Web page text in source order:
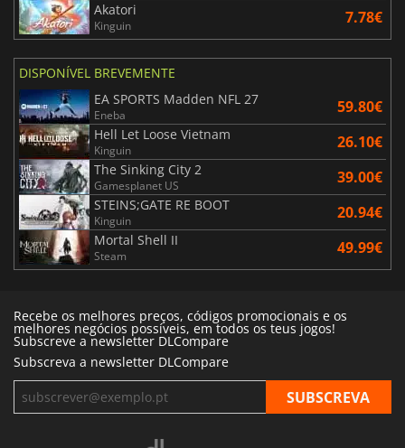
Akatori
Kinguin 7.78€
DISPONÍVEL BREVEMENTE
EA SPORTS Madden NFL 27
Eneba 59.80€
Hell Let Loose Vietnam
Kinguin 26.10€
The Sinking City 2
Gamesplanet US 39.00€
STEINS;GATE RE BOOT
Kinguin 20.94€
Mortal Shell II
Steam 49.99€
Recebe os melhores preços, códigos promocionais e os
melhores negócios possíveis, em todos os teus jogos!
Subscreve a newsletter DLCompare
Subscreva a newsletter DLCompare